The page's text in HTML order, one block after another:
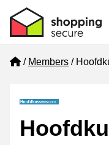
Home
Members